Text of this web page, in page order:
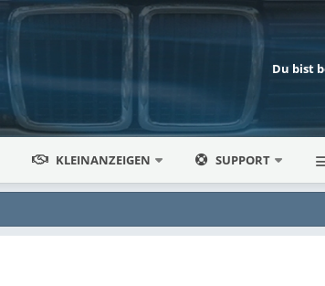
Du bist
KLEINANZEIGEN SUPPORT